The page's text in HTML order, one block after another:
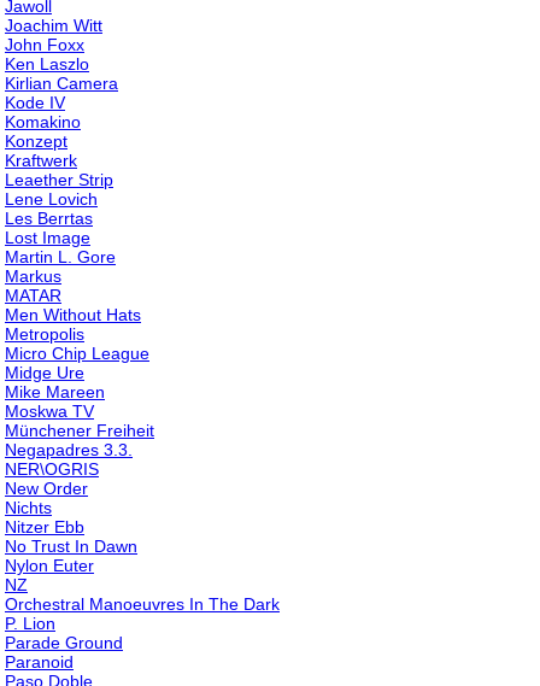
Jawoll
Joachim Witt
John Foxx
Ken Laszlo
Kirlian Camera
Kode IV
Komakino
Konzept
Kraftwerk
Leaether Strip
Lene Lovich
Les Berrtas
Lost Image
Martin L. Gore
Markus
MATAR
Men Without Hats
Metropolis
Micro Chip League
Midge Ure
Mike Mareen
Moskwa TV
Münchener Freiheit
Negapadres 3.3.
NER\OGRIS
New Order
Nichts
Nitzer Ebb
No Trust In Dawn
Nylon Euter
NZ
Orchestral Manoeuvres In The Dark
P. Lion
Parade Ground
Paranoid
Paso Doble